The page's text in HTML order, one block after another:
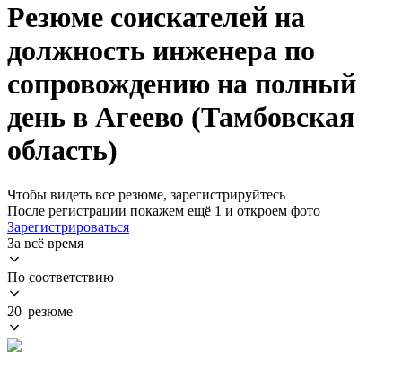
Резюме соискателей на
должность инженера по
сопровождению на полный
день в Агеево (Тамбовская
область)
Чтобы видеть все резюме, зарегистрируйтесь
После регистрации покажем ещё 1 и откроем фото
Зарегистрироваться
За всё время
По соответствию
20 резюме